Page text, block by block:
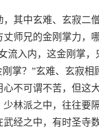
其中玄难、玄寂二
师兄的金刚掌力，
流入内，这金刚掌，
掌？”玄难、玄寂相
不可谓不苦，但这
林派之中，往往要
经之中，有时圣寺